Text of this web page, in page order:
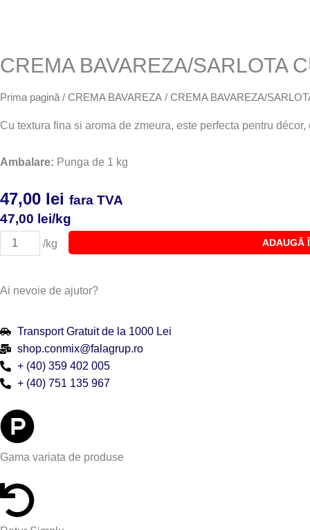
CREMA BAVAREZA/SARLOTA
Prima pagină / CREMA BAVAREZA / CREMA BAVAREZA/
Cu textura fina si aroma de zmeura, este perfecta pentru
Ambalare: Punga de 1 kg
47,00 lei fara TVA
47,00 lei/kg
Cantitate
CREMA
CU
-
OVALETTE
/kg ADAUGĂ
Ai nevoie de ajutor?
Transport Gratuit de la 1000 Lei
shop.conmix@falagrup.ro
+ (40) 359 402 005
+ (40) 751 135 967
Gama variata de produse